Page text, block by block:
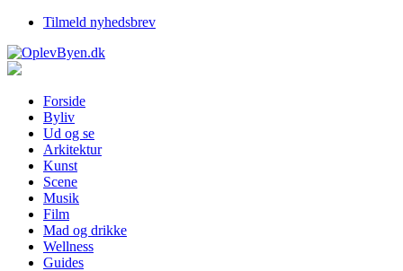
Tilmeld nyhedsbrev
Forside
Byliv
Ud og se
Arkitektur
Kunst
Scene
Musik
Film
Mad og drikke
Wellness
Guides